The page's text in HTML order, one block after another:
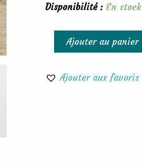
Disponibilité : En stock
quantité
-
Ajouter au panier
Ajouter aux favoris